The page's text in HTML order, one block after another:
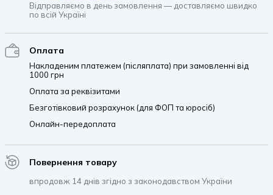
Відправляємо в день замовлення — доставляємо швидко
по всій Україні
Оплата
Накладеним платежем (післяплата) при замовленні від
1000 грн
Оплата за реквізитами
Безготівковий розрахунок (для ФОП та юросіб)
Онлайн-передоплата
Повернення товару
впродовж 14 днів згідно з законодавством України